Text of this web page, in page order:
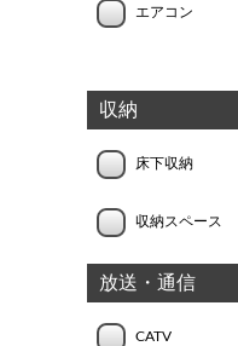
エアコン
収納
床下収納
収納スペース
放送・通信
CATV